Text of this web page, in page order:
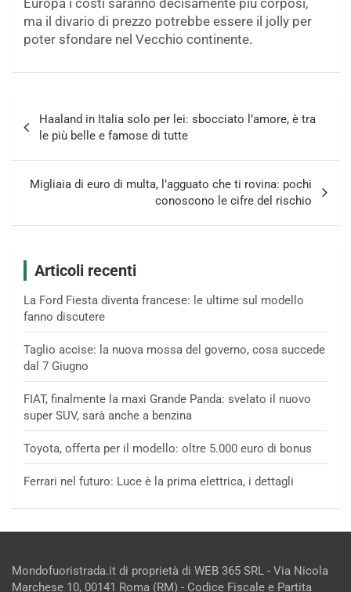
ma il divario di prezzo potrebbe essere il jolly per
poter sfondare nel Vecchio continente.
articoli
Haaland in Italia solo per lei: sbocciato l’amore, è tra
le più belle e famose di tutte
Migliaia di euro di multa, l’agguato che ti rovina: pochi
conoscono le cifre del rischio
Articoli recenti
La Ford Fiesta diventa francese: le ultime sul modello
fanno discutere
Taglio accise: la nuova mossa del governo, cosa succede
dal 7 Giugno
FIAT, finalmente la maxi Grande Panda: svelato il nuovo
super SUV, sarà anche a benzina
Toyota, offerta per il modello: oltre 5.000 euro di bonus
Ferrari nel futuro: Luce è la prima elettrica, i dettagli
Mondofuoristrada.it di proprietà di WEB 365 SRL - Via Nicola
Marchese 10, 00141 Roma (RM) - Codice Fiscale e Partita